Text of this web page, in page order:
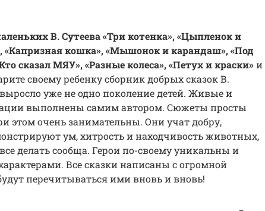
В. Сутеева«Три котенка», «Цыпленок и
«Капризная кошка», «Мышонок и карандаш», «Под
сказал МЯУ», «Разные колеса», «Петух и краски»и
своему ребенку сборник добрых сказок В.
уже не одно поколение детей. Живые и
выполнены самим автором. Сюжеты просты
этом очень занимательны. Они учат добру,
ум, хитрость и находчивость животных,
делать сообща. Герои по-своему уникальны и
Все сказки написаны с огромной
перечитываться ими вновь и вновь!